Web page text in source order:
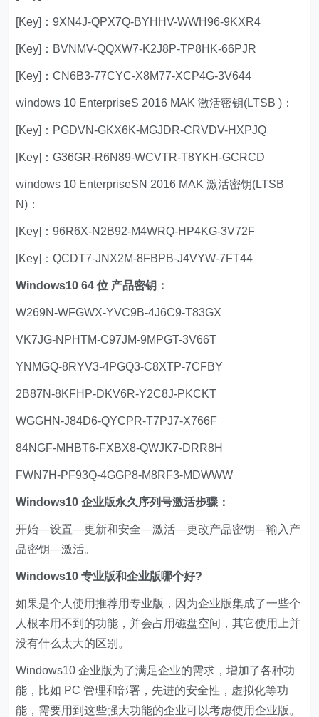
[Key]：9XN4J-QPX7Q-BYHHV-WWH96-9KXR4
[Key]：BVNMV-QQXW7-K2J8P-TP8HK-66PJR
[Key]：CN6B3-77CYC-X8M77-XCP4G-3V644
windows 10 EnterpriseS 2016 MAK 激活密钥(LTSB )：
[Key]：PGDVN-GKX6K-MGJDR-CRVDV-HXPJQ
[Key]：G36GR-R6N89-WCVTR-T8YKH-GCRCD
windows 10 EnterpriseSN 2016 MAK 激活密钥(LTSB
N)：
[Key]：96R6X-N2B92-M4WRQ-HP4KG-3V72F
[Key]：QCDT7-JNX2M-8FBPB-J4VYW-7FT44
Windows10 64 位 产品密钥：
W269N-WFGWX-YVC9B-4J6C9-T83GX
VK7JG-NPHTM-C97JM-9MPGT-3V66T
YNMGQ-8RYV3-4PGQ3-C8XTP-7CFBY
2B87N-8KFHP-DKV6R-Y2C8J-PKCKT
WGGHN-J84D6-QYCPR-T7PJ7-X766F
84NGF-MHBT6-FXBX8-QWJK7-DRR8H
FWN7H-PF93Q-4GGP8-M8RF3-MDWWW
Windows10 企业版永久序列号激活步骤：
开始—设置—更新和安全—激活—更改产品密钥—输入产
品密钥—激活。
Windows10 专业版和企业版哪个好?
如果是个人使用推荐用专业版，因为企业版集成了一些个
人根本用不到的功能，并会占用磁盘空间，其它使用上并
没有什么太大的区别。
Windows10 企业版为了满足企业的需求，增加了各种功
能，比如 PC 管理和部署，先进的安全性，虚拟化等功
能，需要用到这些强大功能的企业可以考虑使用企业版。